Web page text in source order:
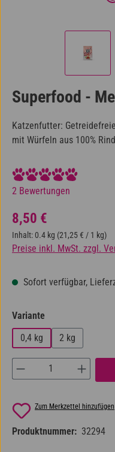
Superfood -
Katzenfutter:
mit Würfeln aus 100%
Durchschnittliche
2 Bewertungen
Regulärer Preis:
8,50 €
Inhalt:0.4 kg (21,25 € / 1 kg)
Preise inkl. MwSt. zzgl.
Sofort verfügbar,
Variante
0,4 kg
2 kg
Produkt Anzahl:
Zum Merkzettel hinzufügen
Produktnummer: 32294